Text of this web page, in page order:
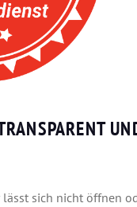
sich nicht öffnen